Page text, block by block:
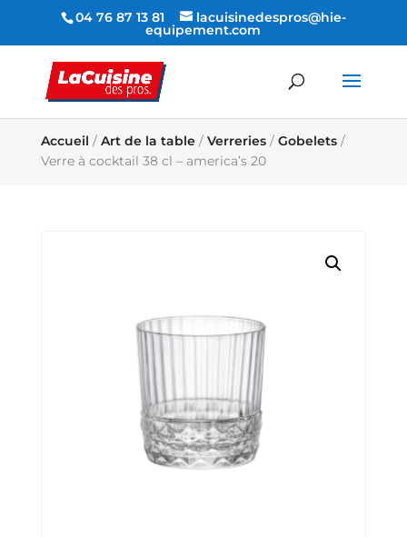
04 76 87 13 81 lacuisinedespros@hie-
equipement.com
Accueil / Art de la table/ Verreries/ Gobelets/
Verre à cocktail 38 cl – america’s 20